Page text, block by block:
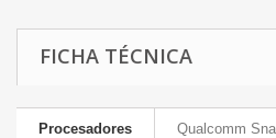
FICHA TÉCNICA
Procesadores Qualcomm